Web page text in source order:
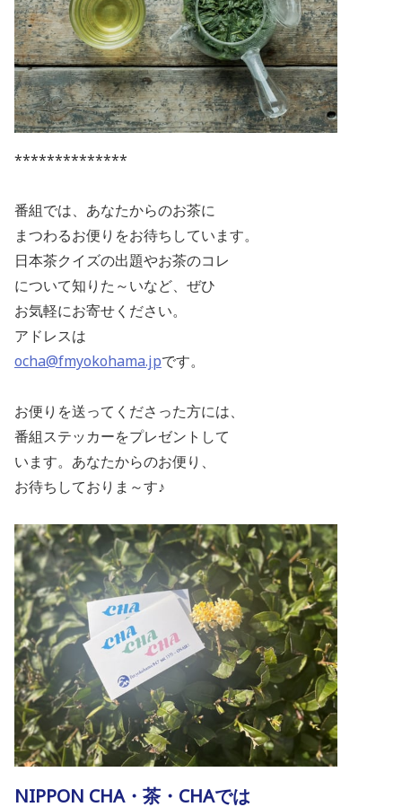
**************
番組では、あなたからのお茶に
まつわるお便りをお待ちしています。
日本茶クイズの出題やお茶のコレ
について知りた～いなど、ぜひ
お気軽にお寄せください。
アドレスは
ocha@fmyokohama.jpです。
お便りを送ってくださった方には、
番組ステッカーをプレゼントして
います。あなたからのお便り、
お待ちしておりま～す♪
NIPPON CHA・茶・CHAでは